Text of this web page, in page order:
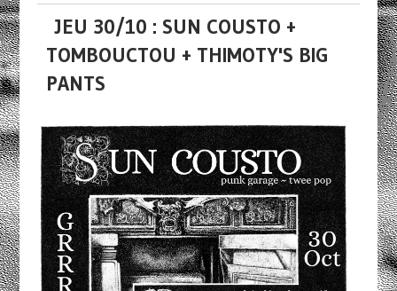
JEU 30/10 : SUN COUSTO +
TOMBOUCTOU + THIMOTY'S BIG
PANTS